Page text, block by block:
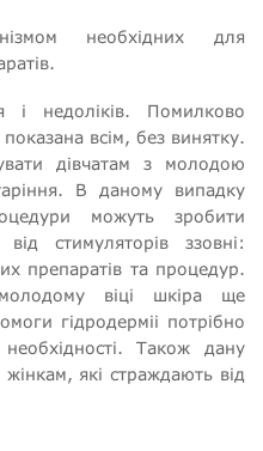
необхідних для
і недоліків. Помилково
всім, без винятку.
дівчатам з молодою
В даному випадку
можуть зробити
стимуляторів ззовні:
препаратів та процедур.
віці шкіра ще
гідродерміі потрібно
Також дану
які страждають від